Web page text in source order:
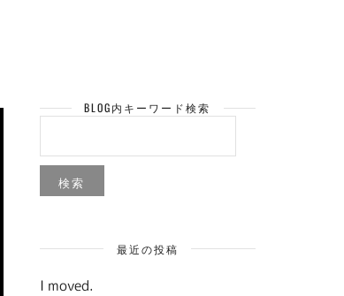
BLOG内キーワード検索
最近の投稿
I moved.